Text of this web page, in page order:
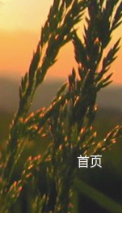
首页